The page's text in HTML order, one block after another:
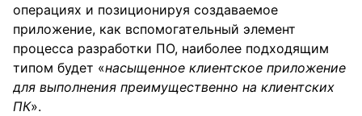
операциях и позиционируя создаваемое
приложение, как вспомогательный элемент
процесса разработки ПО, наиболее подходящим
типом будет «насыщенное клиентское приложение
для выполнения преимущественно на клиентских
ПК».